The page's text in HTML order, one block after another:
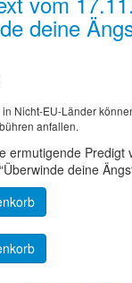
deine
Nicht-EU-Länder
anfallen.
ermutigende Predigt
deine